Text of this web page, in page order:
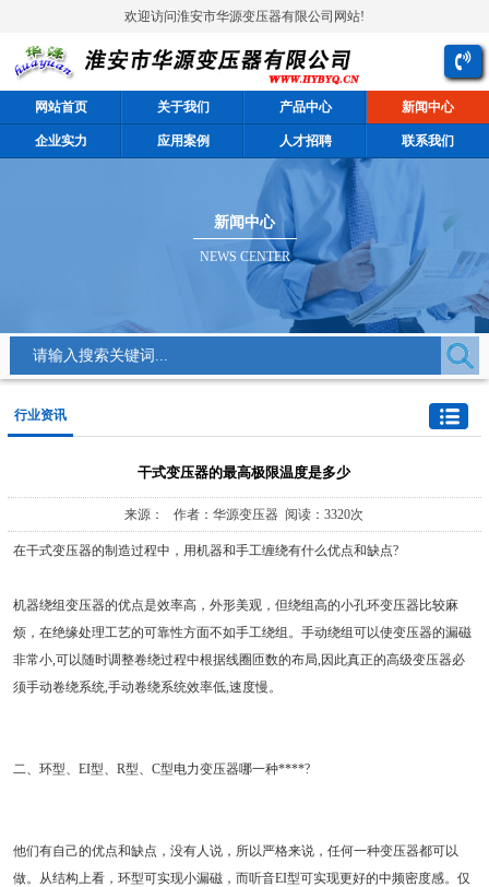
欢迎访问淮安市华源变压器有限公司网站!
网站首页 关于我们 产品中心 新闻中心
企业实力 应用案例 人才招聘 联系我们
新闻中心
NEWS CENTER
行业资讯
干式变压器的最高极限温度是多少
来源： 作者：华源变压器 阅读：3320次
在干式变压器的制造过程中，用机器和手工缠绕有什么优点和缺点?
机器绕组变压器的优点是效率高，外形美观，但绕组高的小孔环变压器比较麻
烦，在绝缘处理工艺的可靠性方面不如手工绕组。手动绕组可以使变压器的漏磁
非常小,可以随时调整卷绕过程中根据线圈匝数的布局,因此真正的高级变压器必
须手动卷绕系统,手动卷绕系统效率低,速度慢。
二、环型、EI型、R型、C型电力变压器哪一种****?
他们有自己的优点和缺点，没有人说，所以严格来说，任何一种变压器都可以
做。从结构上看，环型可实现小漏磁，而听音EI型可实现更好的中频密度感。仅